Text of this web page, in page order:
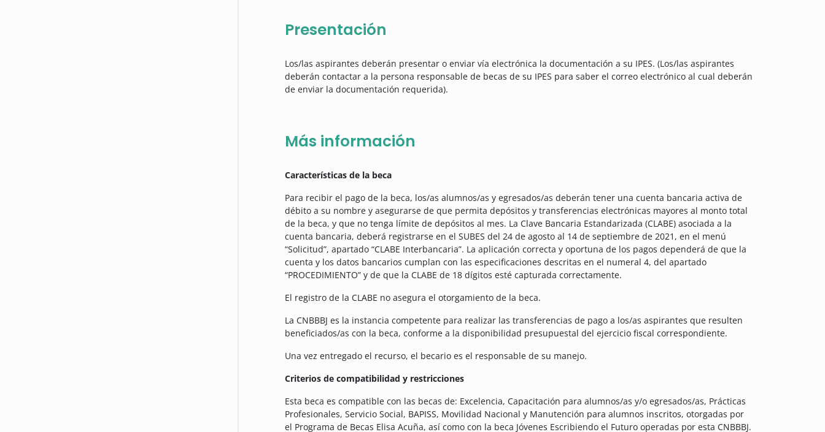
Presentación
Los/las aspirantes deberán presentar o enviar vía electrónica la documentación a su IPES. (Los/las aspirantes
deberán contactar a la persona responsable de becas de su IPES para saber el correo electrónico al cual deberán
de enviar la documentación requerida).
Más información
Características de la beca
Para recibir el pago de la beca, los/as alumnos/as y egresados/as deberán tener una cuenta bancaria activa de
débito a su nombre y asegurarse de que permita depósitos y transferencias electrónicas mayores al monto total
de la beca, y que no tenga límite de depósitos al mes. La Clave Bancaria Estandarizada (CLABE) asociada a la
cuenta bancaria, deberá registrarse en el SUBES del 24 de agosto al 14 de septiembre de 2021, en el menú
“Solicitud”, apartado “CLABE Interbancaria”. La aplicación correcta y oportuna de los pagos dependerá de que la
cuenta y los datos bancarios cumplan con las especificaciones descritas en el numeral 4, del apartado
“PROCEDIMIENTO” y de que la CLABE de 18 dígitos esté capturada correctamente.
El registro de la CLABE no asegura el otorgamiento de la beca.
La CNBBBJ es la instancia competente para realizar las transferencias de pago a los/as aspirantes que resulten
beneficiados/as con la beca, conforme a la disponibilidad presupuestal del ejercicio fiscal correspondiente.
Una vez entregado el recurso, el becario es el responsable de su manejo.
Criterios de compatibilidad y restricciones
Esta beca es compatible con las becas de: Excelencia, Capacitación para alumnos/as y/o egresados/as, Prácticas
Profesionales, Servicio Social, BAPISS, Movilidad Nacional y Manutención para alumnos inscritos, otorgadas por
el Programa de Becas Elisa Acuña, así como con la beca Jóvenes Escribiendo el Futuro operadas por esta CNBBBJ.